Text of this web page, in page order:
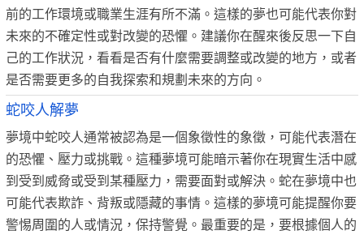
前的工作環境或職業生涯有所不滿。這樣的夢也可能代表你對
未來的不確定性或對改變的恐懼。建議你在醒來後反思一下自
己的工作狀況，看看是否有什麼需要調整或改變的地方，或者
是否需要更多的自我探索和規劃未來的方向。
蛇咬人解夢
夢境中蛇咬人通常被認為是一個象徵性的象徵，可能代表潛在
的恐懼、壓力或挑戰。這種夢境可能暗示著你在現實生活中感
到受到威脅或受到某種壓力，需要面對或解決。蛇在夢境中也
可能代表欺詐、背叛或隱藏的事情。這樣的夢境可能提醒你要
警惕周圍的人或情況，保持警覺。最重要的是，要根據個人的